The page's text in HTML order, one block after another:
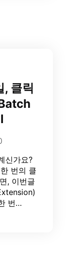
, 클릭
신가요?
번의 클
, 이번글
번…